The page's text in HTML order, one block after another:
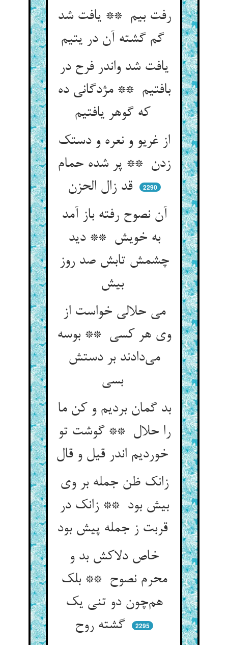
رفت بیم ** یافت شد
گم گشته آن در یتیم
یافت شد واندر فرح در
بافتیم ** مژدگانی ده
که گوهر یافتیم
از غریو و نعره و دستک
زدن ** پر شده حمام
قد زال الحزن
2290
آن نصوح رفته باز آمد
به خویش ** دید
چشمش تابش صد روز
بیش
می حلالی خواست از
وی هر کسی ** بوسه
می‌دادند بر دستش
بسی
بد گمان بردیم و کن ما
را حلال ** گوشت تو
زانک ظن جمله بر وی
بیش بود ** زانک در
قربت ز جمله پیش بود
خاص دلاکش بد و
محرم نصوح ** بلک
هم‌چون دو تنی یک
گشته روح
2295